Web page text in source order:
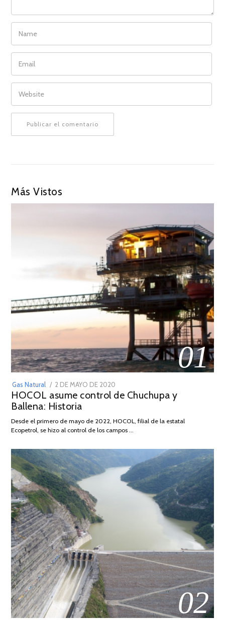
NAME
EMAIL
WEBSITE
Más Vistos
01
Gas Natural
POSTED
ON
2 DE MAYO DE 2020
DE
2026
HOCOL asume control de Chuchupa y
Ballena: Historia
Desde el primero de mayo de 2022, HOCOL, filial de la estatal
Ecopetrol, se hizo al control de los campos …
02